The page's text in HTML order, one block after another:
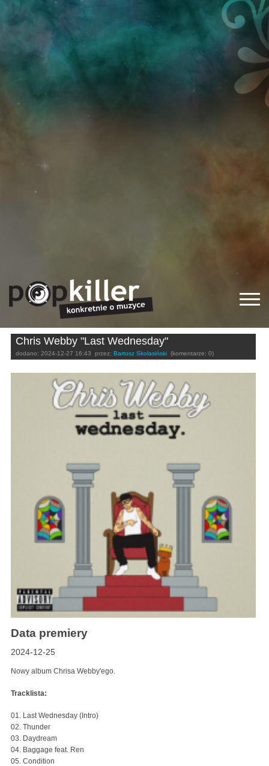
Chris Webby "Last Wednesday"
dodano: 2024-12-27 16:43 przez: Bartosz Skolasiński (komentarze: 0)
Data premiery
2024-12-25
Nowy album Chrisa Webby'ego.
Tracklista:
01. Last Wednesday (Intro)
02. Thunder
03. Daydream
04. Baggage feat. Ren
05. Condition